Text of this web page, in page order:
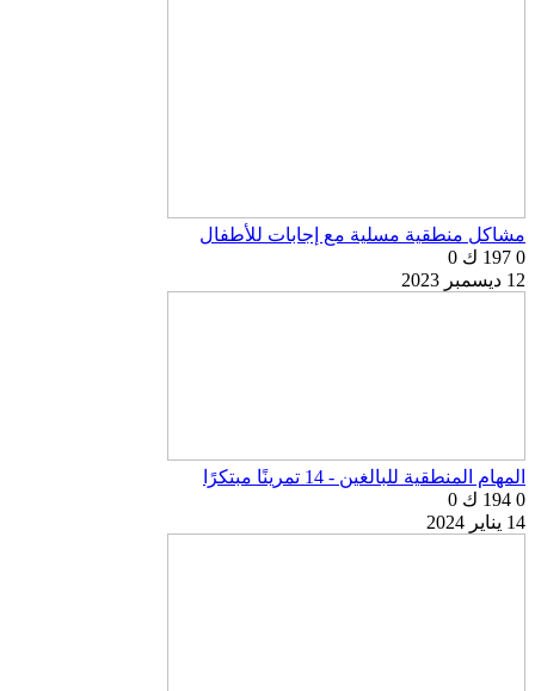
مشاكل منطقية مسلية مع إجابات للأطفال
0 197 ك
0
12 ديسمبر 2023
المهام المنطقية للبالغين - 14 تمرينًا مبتكرًا
0 194 ك
0
14 يناير 2024